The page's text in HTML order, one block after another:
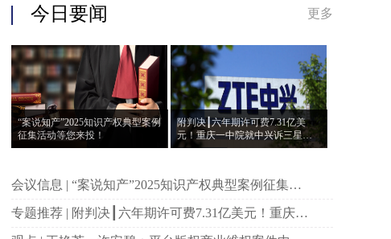
今日要闻 更多
“案说知产”2025知识产权典型案例
征集活动等您来投！
附判决┃六年期许可费7.31亿美
元！重庆一中院就中兴诉三星案
作出一审判决
会议信息 | “案说知产”2025知识产权典型案例征集活
动等您来投！
专题推荐 | 附判决┃六年期许可费7.31亿美元！重庆一
中院就中兴诉三星案作出一审判决